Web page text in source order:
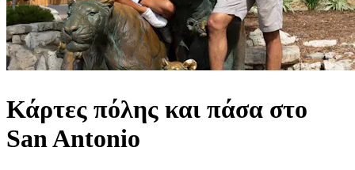
Κάρτες πόλης και πάσα στο
San Antonio